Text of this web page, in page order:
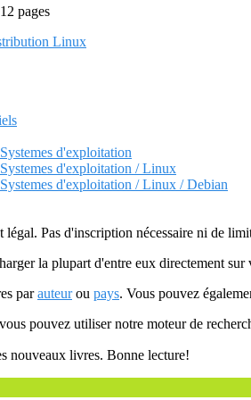
pages
Linux
d'exploitation
d'exploitation / Linux
d'exploitation / Linux / Debian
Pas d'inscription nécessaire ni de
la plupart d'entre eux directement
parauteurou pays. Vous pouvez
pouvez utiliser notre moteur de
nouveaux livres. Bonne lecture!